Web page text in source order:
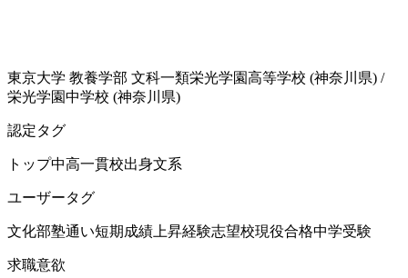
東京大学 教養学部 文科一類栄光学園高等学校 (神奈川県) /
栄光学園中学校 (神奈川県)
認定タグ
トップ中高一貫校出身文系
ユーザータグ
文化部塾通い短期成績上昇経験志望校現役合格中学受験
求職意欲